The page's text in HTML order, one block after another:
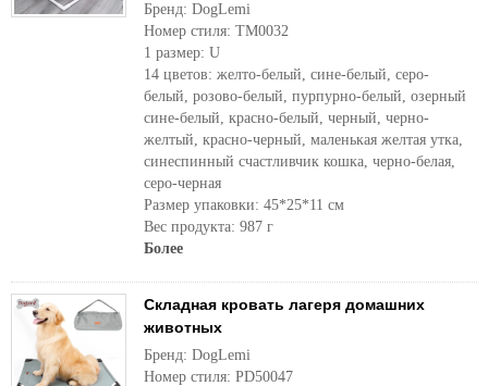
Бренд: DogLemi
Номер стиля: TM0032
1 размер: U
14 цветов: желто-белый, сине-белый, серо-
белый, розово-белый, пурпурно-белый, озерный
сине-белый, красно-белый, черный, черно-
желтый, красно-черный, маленькая желтая утка,
синеспинный счастливчик кошка, черно-белая,
серо-черная
Размер упаковки: 45*25*11 см
Вес продукта: 987 г
Более
Складная кровать лагеря домашних
животных
Бренд: DogLemi
Номер стиля: PD50047